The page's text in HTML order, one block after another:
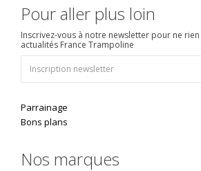
Pour aller plus loin
Inscrivez-vous à notre newsletter pour ne
actualités France Trampoline
Parrainage
Bons plans
Nos marques